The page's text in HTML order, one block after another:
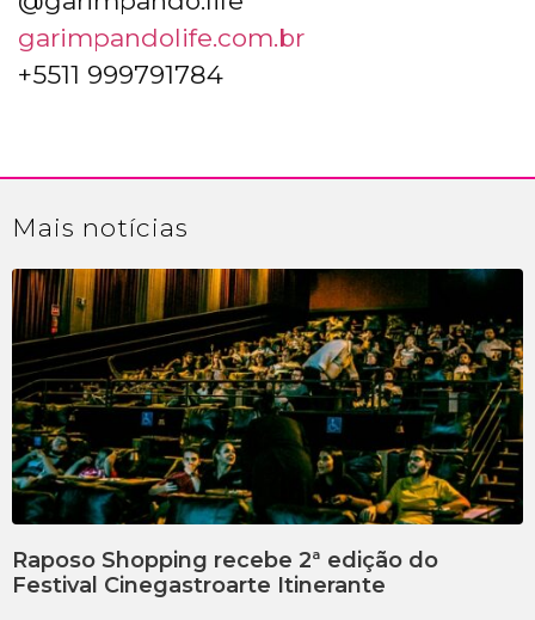
garimpandolife.com.br
+5511 999791784
Mais notícias
Raposo Shopping recebe 2ª edição do
Festival Cinegastroarte Itinerante